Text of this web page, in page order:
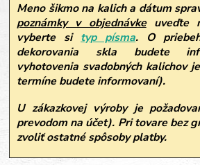
Meno šikmo na kalich a dátum
poznámky v objednávkeuveďte
vyberte si typ písma. O
dekorovania skla budete
vyhotovenia svadobných kalichov
termíne budete informovaní).
U zákazkovej výroby je
prevodom na účet). Pri tovare bez
zvoliť ostatné spôsoby platby.